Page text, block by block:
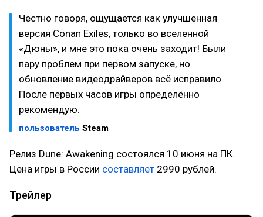
Честно говоря, ощущается как улучшенная
версия Conan Exiles, только во вселенной
«Дюны», и мне это пока очень заходит! Были
пару проблем при первом запуске, но
обновление видеодрайверов всё исправило.
После первых часов игры определённо
рекомендую.
пользователь Steam
Релиз Dune: Awakening состоялся 10 июня на ПК.
Цена игры в России составляет 2990 рублей.
Трейлер